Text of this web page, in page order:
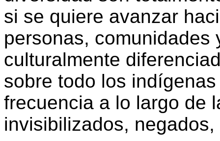
si se quiere avanzar
personas, comunidades
culturalmente
sobre todo los
frecuencia a lo largo de
invisibilizados,